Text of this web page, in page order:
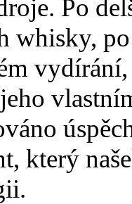
Po
whisky,
který